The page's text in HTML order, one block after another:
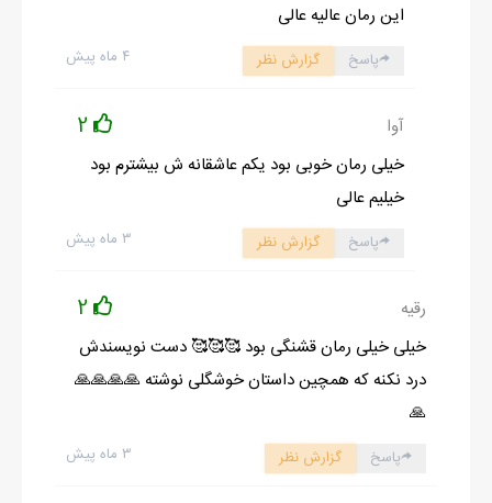
این رمان عالیه عالی
۴ ماه پیش پاسخ گزارش نظر
آوا 2
خیلی رمان خوبی بود یکم عاشقانه ش بیشترم بود
خیلیم عالی
۳ ماه پیش پاسخ گزارش نظر
رقیه 2
خیلی خیلی رمان قشنگی بود 🥰🥰🥰 دست نویسندش
درد نکنه که همچین داستان خوشگلی نوشته 🙏🙏🙏🙏
🙏
۳ ماه پیش پاسخ گزارش نظر